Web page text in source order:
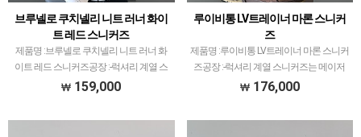
브루넬로 쿠치넬리 니트 러너 화이
트 레드 스니커즈
제품명 :브루넬로 쿠치넬리 니트 러너 화
이트 레드 스니커즈공장 :-럭셔리 계열 스
니커즈는 메이저 공장에서 취급되는 모델
159,000
루이비통 LV트레이너 마론 스니커
즈
제품명 :루이비통 LV트레이너 마론 스니커
즈공장 :-럭셔리 계열 스니커즈는 메이저
공장에서 취급되는 모델 많이 없습니다.그
176,000